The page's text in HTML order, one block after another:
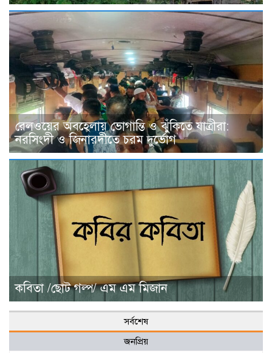
রেলওয়ের অবহেলায় ভোগান্তি ও ঝুঁকিতে যাত্রীরা:
নরসিংদী ও জিনারদীতে চরম দুর্ভোগ
কবিতা /ছোট গল্প/ এম এম মিজান
সর্বশেষ
জনপ্রিয়